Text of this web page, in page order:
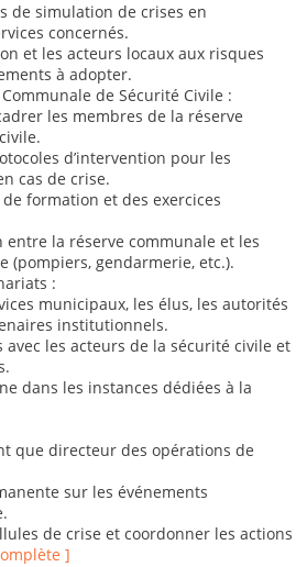
de simulation de crises en
concernés.
et les acteurs locaux aux risques
à adopter.
de Sécurité Civile :
les membres de la réserve
d’intervention pour les
cas de crise.
formation et des exercices
la réserve communale et les
(pompiers, gendarmerie, etc.).
:
municipaux, les élus, les autorités
institutionnels.
les acteurs de la sécurité civile et
dans les instances dédiées à la
que directeur des opérations de
sur les événements
de crise et coordonner les actions
]